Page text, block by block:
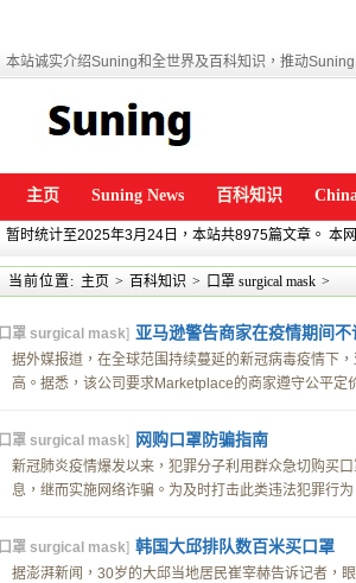
本站诚实介绍Suning和全世界及百科知识，推动Suning
主页 Suning News 百科知识
暂时统计至2025年3月24日，本站共8975篇文章。 本
当前位置: 主页 > 百科知识 > 口罩 surgical mask >
口罩 surgical mask] 亚马逊警告商家在疫情期间
据外媒报道，在全球范围持续蔓延的新冠病毒疫情下
高。据悉，该公司要求Marketplace的商家遵守公平定
口罩 surgical mask] 网购口罩防骗指南
新冠肺炎疫情爆发以来，犯罪分子利用群众急切购买
息，继而实施网络诈骗。为及时打击此类违法犯罪行为
口罩 surgical mask] 韩国大邱排队数百米买口罩
据澎湃新闻，30岁的大邱当地居民崔宰赫告诉记者，